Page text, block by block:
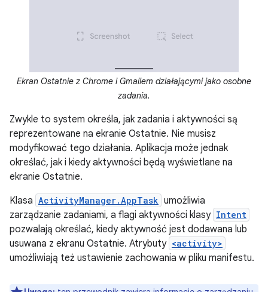
Ekran Ostatnie z Chrome i Gmailem działającymi jako osobne
zadania.
Zwykle to system określa, jak zadania i aktywności są
reprezentowane na ekranie Ostatnie. Nie musisz
modyfikować tego działania. Aplikacja może jednak
określać, jak i kiedy aktywności będą wyświetlane na
ekranie Ostatnie.
Klasa ActivityManager.AppTask umożliwia
zarządzanie zadaniami, a flagi aktywności klasy Intent
pozwalają określać, kiedy aktywność jest dodawana lub
usuwana z ekranu Ostatnie. Atrybuty <activity>
umożliwiają też ustawienie zachowania w pliku manifestu.